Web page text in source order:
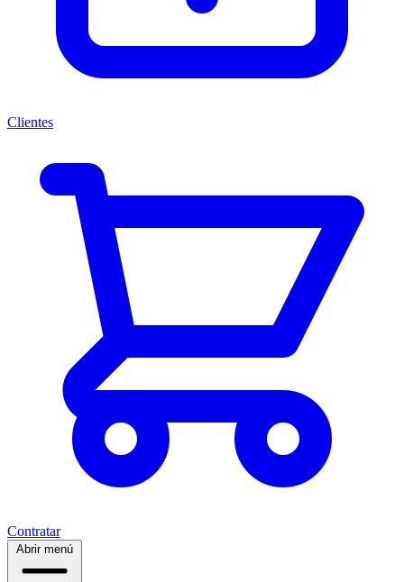
Clientes
Contratar
Abrir menú